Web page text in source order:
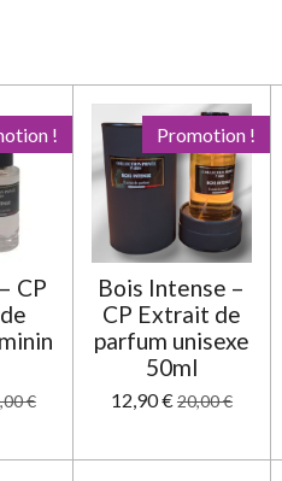
!
CP
€
Promotion !
Bois Intense –
CP Extrait de
parfum unisexe
50ml
12,90 €20,00 €